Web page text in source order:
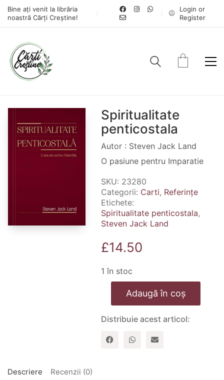
Bine ați venit la librăria
noastră Cărți Creștine!
Login or
Register
Spiritualitate
penticostala
Autor : Steven Jack Land
O pasiune pentru Imparatie
SKU: 23280
Categorii: Carti, Referințe
Etichete:
Spiritualitate penticostala,
Steven Jack Land
£14.50
1 în stoc
Cantitate
Spiritualitate
penticostala
Adaugă în coș
Distribuie acest articol:
Descriere
Recenzii (0)